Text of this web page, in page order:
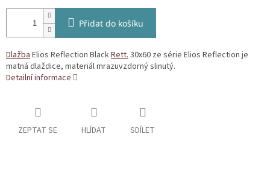
Přidat do košíku
DlažbaElios Reflection BlackRett.30x60 ze série Elios Reflection je
matná dlaždice, materiál mrazuvzdorný slinutý.
Detailní informace
ZEPTAT SE HLÍDAT SDÍLET